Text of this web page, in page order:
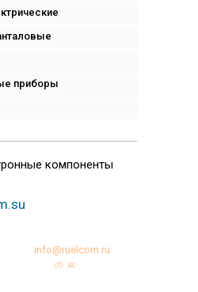
приборы
компоненты
info@ruelcom.ru
сб вс